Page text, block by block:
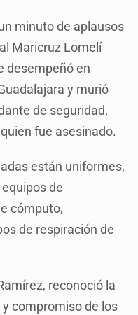
minuto de aplausos
Maricruz Lomelí
desempeñó en
y murió
de seguridad,
fue asesinado.
están uniformes,
de
cómputo,
de respiración de
reconoció la
y compromiso de los